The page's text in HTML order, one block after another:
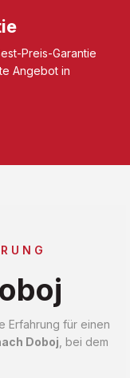
Preis-Garantie
Angebot in
Erfahrung für einen
Doboj , bei dem